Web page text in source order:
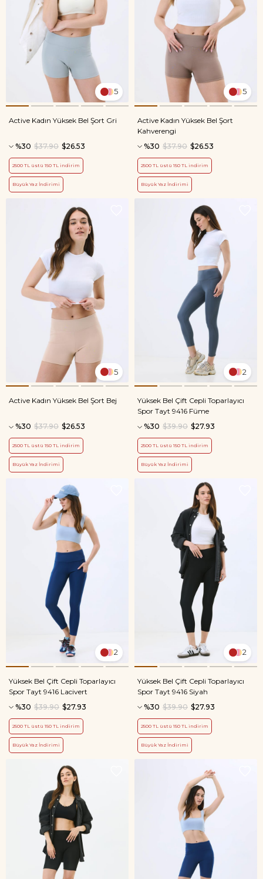
5
Active Kadın Yüksek Bel Şort Gri
%30 $26.53
$37.90
2500 TL üstü 150 TL indirim
Büyük Yaz İndirimi
5
Active Kadın Yüksek Bel Şort
Kahverengi
%30
$26.53
$37.90
2500 TL üstü 150 TL indirim
Büyük Yaz İndirimi
5
Active Kadın Yüksek Bel Şort Bej
%30 $26.53
$37.90
2500 TL üstü 150 TL indirim
Büyük Yaz İndirimi
2
Yüksek Bel Çift Cepli Toparlayıcı
Spor Tayt 9416 Füme
%30
$27.93
$39.90
2500 TL üstü 150 TL indirim
Büyük Yaz İndirimi
2
Yüksek Bel Çift Cepli Toparlayıcı
Spor Tayt 9416 Lacivert
%30
$27.93
$39.90
2500 TL üstü 150 TL indirim
Büyük Yaz İndirimi
2
Yüksek Bel Çift Cepli Toparlayıcı
Spor Tayt 9416 Siyah
%30
$27.93
$39.90
2500 TL üstü 150 TL indirim
Büyük Yaz İndirimi